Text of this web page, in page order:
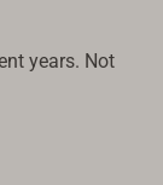
years. Not